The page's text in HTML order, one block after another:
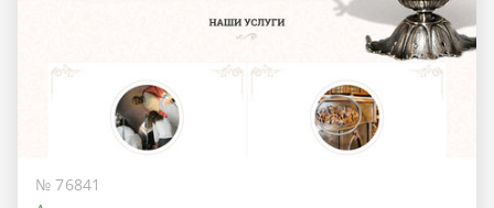
№ 76841